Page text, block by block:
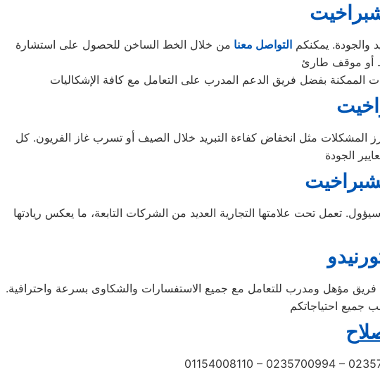
والجودة. يمكنكم التواصل معنا من خلال الخط الساخن للحصول على استشارة
المشكلات مثل انخفاض كفاءة التبريد خلال الصيف أو تسرب غاز الفريون. كل
عام 1938 في كوريا الجنوبية، وتحديداً في مدينة سيؤول. تعمل تحت علامتها التجارية العديد من الشركات التابعة، ما يعكس ريادتها
ثانية فقط، حتى خلال أوقات الذروة، من قبل فريق مؤهل ومدرب للتعامل مع جميع الاستفسارات والشكاوى بسرعة واحترافية.
اح
01154008110 – 0235700994 –